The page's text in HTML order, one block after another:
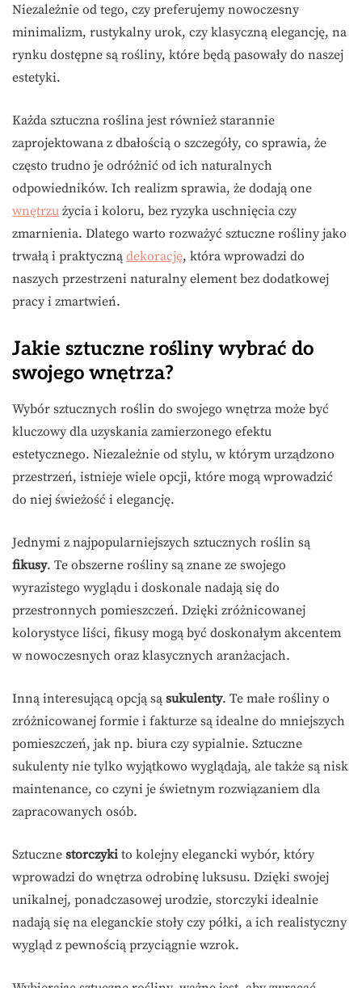
Niezależnie od tego, czy preferujemy nowoczesny
minimalizm, rustykalny urok, czy klasyczną elegancję, na
rynku dostępne są rośliny, które będą pasowały do naszej
estetyki.
Każda sztuczna roślina jest również starannie
zaprojektowana z dbałością o szczegóły, co sprawia, że
często trudno je odróżnić od ich naturalnych
odpowiedników. Ich realizm sprawia, że dodają one
wnętrzu życia i koloru, bez ryzyka uschnięcia czy
zmarnienia. Dlatego warto rozważyć sztuczne rośliny jako
trwałą i praktyczną dekorację, która wprowadzi do
naszych przestrzeni naturalny element bez dodatkowej
pracy i zmartwień.
Jakie sztuczne rośliny wybrać do
swojego wnętrza?
Wybór sztucznych roślin do swojego wnętrza może być
kluczowy dla uzyskania zamierzonego efektu
estetycznego. Niezależnie od stylu, w którym urządzono
przestrzeń, istnieje wiele opcji, które mogą wprowadzić
do niej świeżość i elegancję.
Jednymi z najpopularniejszych sztucznych roślin są
fikusy. Te obszerne rośliny są znane ze swojego
wyrazistego wyglądu i doskonale nadają się do
przestronnych pomieszczeń. Dzięki zróżnicowanej
kolorystyce liści, fikusy mogą być doskonałym akcentem
w nowoczesnych oraz klasycznych aranżacjach.
Inną interesującą opcją są sukulenty. Te małe rośliny o
zróżnicowanej formie i fakturze są idealne do mniejszych
pomieszczeń, jak np. biura czy sypialnie. Sztuczne
sukulenty nie tylko wyjątkowo wyglądają, ale także są nisk
maintenance, co czyni je świetnym rozwiązaniem dla
zapracowanych osób.
Sztuczne storczyki to kolejny elegancki wybór, który
wprowadzi do wnętrza odrobinę luksusu. Dzięki swojej
unikalnej, ponadczasowej urodzie, storczyki idealnie
nadają się na eleganckie stoły czy półki, a ich realistyczny
wygląd z pewnością przyciągnie wzrok.